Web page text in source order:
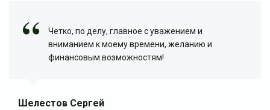
Четко, по делу, главное с уважением и
вниманием к моему времени, желанию и
финансовым возможностям!
Шелестов Сергей